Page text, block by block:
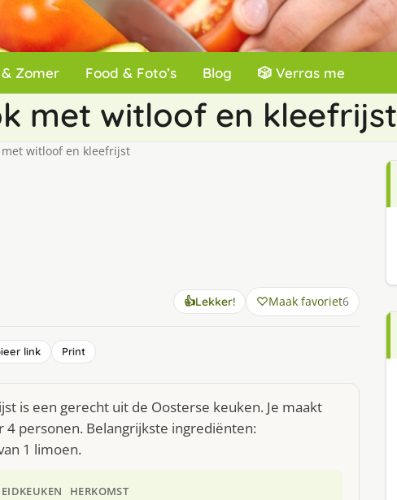
& Zomer Food & Foto’s Blog 🎲 Verras me
met witloof en kleefrijst
met witloof en kleefrijst
👍Lekker! Maak favoriet6
link Print
is een gerecht uit de Oosterse keuken. Je maakt
personen. Belangrijkste ingrediënten:
1 limoen.
KEUKEN HERKOMST